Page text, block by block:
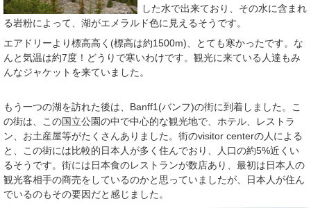
した水で出来ており、その水に含まれ
る岩粉によって、湖がエメラルド色に見えるそうです。
エアドリーより標高高く(標高は約1500m)、とても寒かったです。な
んと気温は約7度！どうりで寒いわけです。観光に来ている人達もみ
んなジャケットを来ていました。
もう一つの湖を訪れた後は、Banff1(バンフ)の街に到着しました。こ
の街は、この国立公園の中で中心的な観光地で、ホテル、レストラ
ン、お土産屋等がたくさんありました。街のvisitor centerの人による
と、この街には比較的日本人が多く住んでおり、人口の約5%近くい
るそうです。街には日本食のレストランが数店あり、最初は日本人の
観光客相手の商売をしているのかと思っていましたが、日本人が住ん
でいるのもその要因だと感じました。